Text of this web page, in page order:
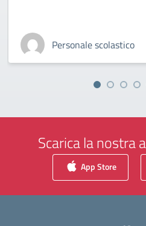
Personale scolastico
Scarica la nostra
App Store